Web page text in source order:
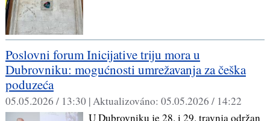
Poslovni forum Inicijative triju mora u
Dubrovniku: mogućnosti umrežavanja za češka
poduzeća
05.05.2026 / 13:30 |Aktualizováno: 05.05.2026 / 14:22
U Dubrovniku je 28. i 29. travnja održan